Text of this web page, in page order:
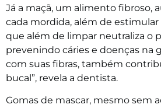
Já a maçã, um alimento fibroso,
cada mordida, além de estimular
que além de limpar neutraliza o
prevenindo cáries e doenças na
com suas fibras, também
bucal”, revela a dentista.
Gomas de mascar, mesmo sem